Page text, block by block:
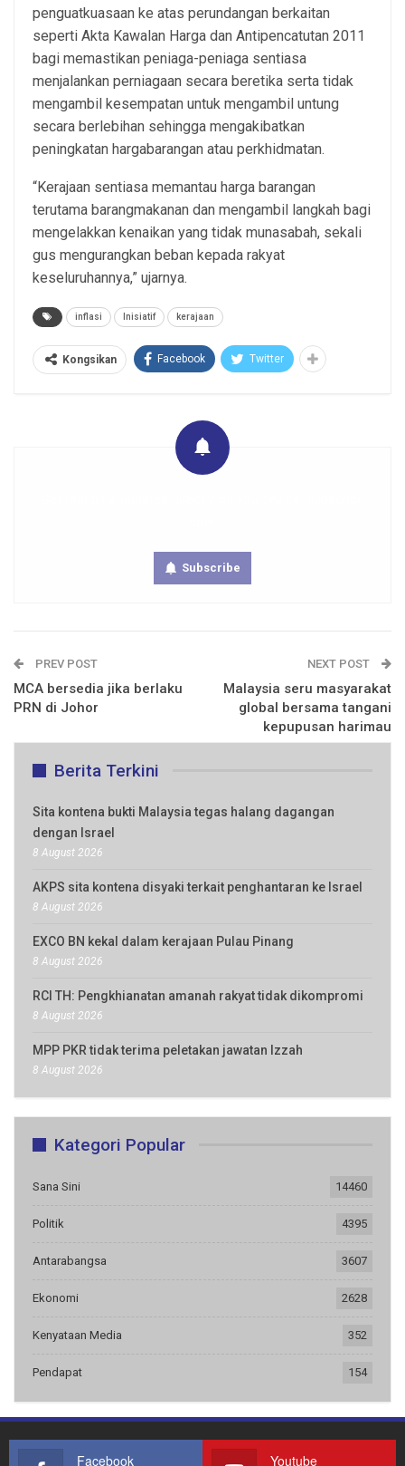
penguatkuasaan ke atas perundangan berkaitan
seperti Akta Kawalan Harga dan Antipencatutan 2011
bagi memastikan peniaga-peniaga sentiasa
menjalankan perniagaan secara beretika serta tidak
mengambil kesempatan untuk mengambil untung
secara berlebihan sehingga mengakibatkan
peningkatan hargabarangan atau perkhidmatan.
“Kerajaan sentiasa memantau harga barangan
terutama barangmakanan dan mengambil langkah bagi
mengelakkan kenaikan yang tidak munasabah, sekali
gus mengurangkan beban kepada rakyat
keseluruhannya,” ujarnya.
inflasi Inisiatif kerajaan
Kongsikan Facebook Twitter
Subscribe
PREV POST
MCA bersedia jika berlaku
PRN di Johor
NEXT POST
Malaysia seru masyarakat
global bersama tangani
kepupusan harimau
Berita Terkini
Sita kontena bukti Malaysia tegas halang dagangan
dengan Israel
8 August 2026
AKPS sita kontena disyaki terkait penghantaran ke Israel
8 August 2026
EXCO BN kekal dalam kerajaan Pulau Pinang
8 August 2026
RCI TH: Pengkhianatan amanah rakyat tidak dikompromi
8 August 2026
MPP PKR tidak terima peletakan jawatan Izzah
8 August 2026
Kategori Popular
Sana Sini 14460
Politik 4395
Antarabangsa 3607
Ekonomi 2628
Kenyataan Media 352
Pendapat 154
Facebook Youtube